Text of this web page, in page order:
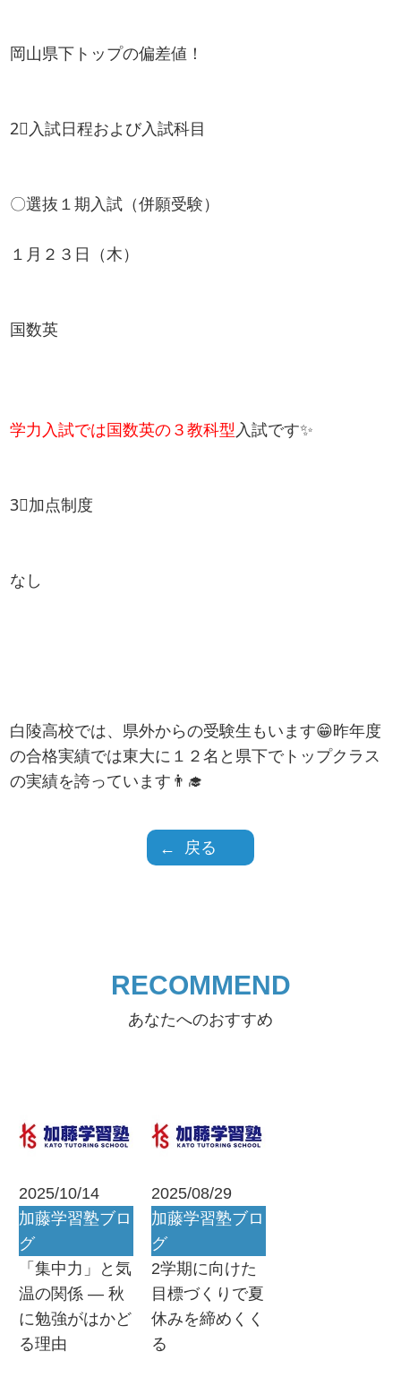
岡山県下トップの偏差値！
2⃣入試日程および入試科目
〇選抜１期入試（併願受験）
１月２３日（木）
国数英
学力入試では国数英の ３教科型 入試です✨
3⃣加点制度
なし
白陵高校では、県外からの受験生もいます😁昨年度
の合格実績では東大に１２名と県下でトップクラス
の実績を誇っています👨‍🎓
戻る
RECOMMEND
あなたへのおすすめ
2025/10/14
加藤学習塾ブロ
グ
「集中力」と気
温の関係 ― 秋
に勉強がはかど
る理由
2025/08/29
加藤学習塾ブロ
グ
2学期に向けた
目標づくりで夏
休みを締めくく
る